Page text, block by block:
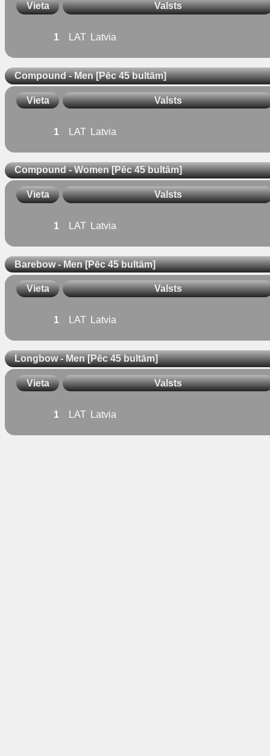
Vieta Valsts
1 LAT Latvia
Compound - Men [Pēc 45 bultām]
Vieta Valsts
1 LAT Latvia
Compound - Women [Pēc 45 bultām]
Vieta Valsts
1 LAT Latvia
Barebow - Men [Pēc 45 bultām]
Vieta Valsts
1 LAT Latvia
Longbow - Men [Pēc 45 bultām]
Vieta Valsts
1 LAT Latvia